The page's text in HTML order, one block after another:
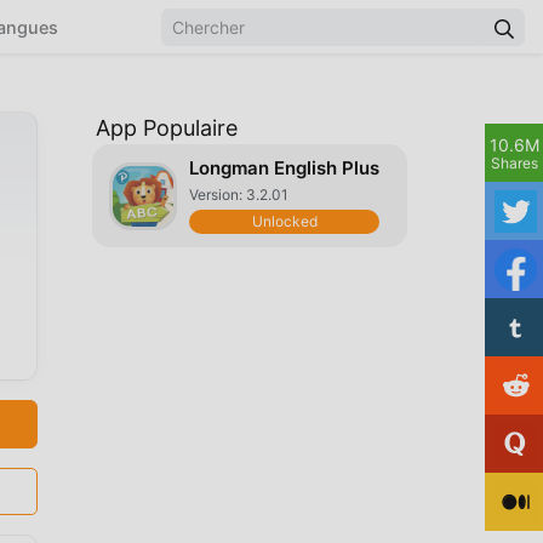
App Populaire
Longman English Plus
Version: 3.2.01
Unlocked
10.6M
Shares